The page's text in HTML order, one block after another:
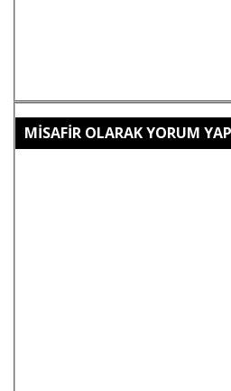
MİSAFİR OLARAK YORUM